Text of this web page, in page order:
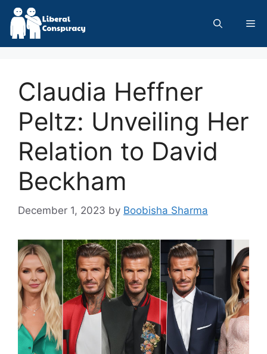
Skip
content
Claudia Heffner
Peltz: Unveiling Her
Relation to David
Beckham
December 1, 2023 by Boobisha Sharma